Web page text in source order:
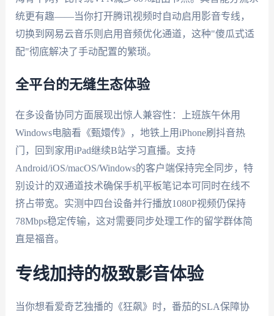
统更有趣——当你打开腾讯视频时自动启用影音专线，
切换到网易云音乐则启用音频优化通道，这种"傻瓜式适
配"彻底解决了手动配置的繁琐。
全平台的无缝生态体验
在多设备协同方面展现出惊人兼容性：上班族午休用
Windows电脑看《甄嬛传》，地铁上用iPhone刷抖音热
门，回到家用iPad继续B站学习直播。支持
Android/iOS/macOS/Windows的客户端保持完全同步，特
别设计的双通道技术确保手机平板笔记本可同时在线不
挤占带宽。实测中四台设备并行播放1080P视频仍保持
78Mbps稳定传输，这对需要同步处理工作的留学群体简
直是福音。
专线加持的极致影音体验
当你想看爱奇艺独播的《狂飙》时，番茄的SLA保障协